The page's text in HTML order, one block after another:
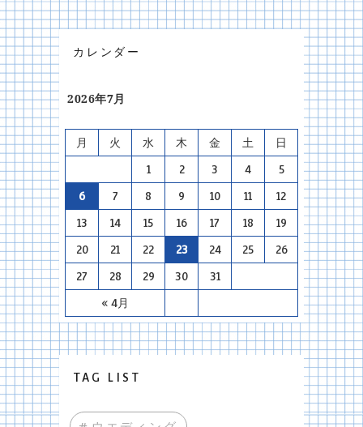
カレンダー
2026年7月
月 火 水 木 金 土 日
« 4月
1 2 3 4 5
6 7 8 9 10 11 12
13 14 15 16 17 18 19
20 21 22 23 24 25 26
27 28 29 30 31
TAG LIST